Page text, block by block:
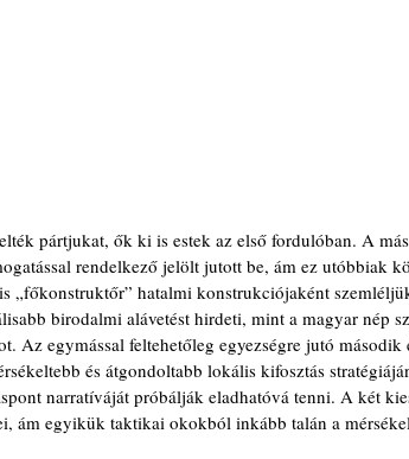
pártjukat, ők ki is estek az első fordulóban. A
rendelkező jelölt jutott be, ám ez utóbbiak
„főkonstruktőr” hatalmi konstrukciójaként
birodalmi alávetést hirdeti, mint a magyar nép
Az egymással feltehetőleg egyezségre jutó második
és átgondoltabb lokális kifosztás
narratíváját próbálják eladhatóvá tenni. A két
ám egyikük taktikai okokból inkább talán a